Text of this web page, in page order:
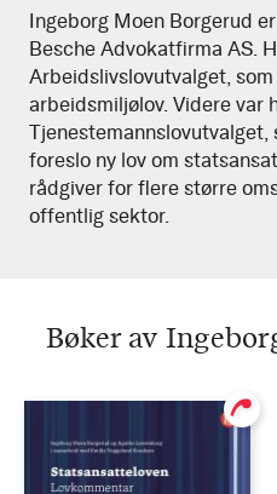
Ingeborg
Moen
Borgerud
Ingeborg Moen Borgerud
Besche Advokatfirma AS.
Arbeidslivslovutvalget,
arbeidsmiljølov. Videre var
Tjenestemannslovutvalget,
foreslo ny lov om
rådgiver for flere større
offentlig sektor.
Bøker av